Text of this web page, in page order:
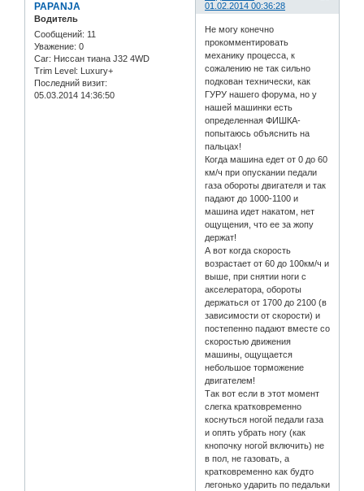
01.02.2014 00:36:28
PAPANJA
Водитель
Сообщений: 11
Уважение: 0
Car: Ниссан тиана J32 4WD
Trim Level: Luxury+
Последний визит:
05.03.2014 14:36:50
Не могу конечно
прокомментировать
механику процесса, к
сожалению не так сильно
подкован технически, как
ГУРУ нашего форума, но у
нашей машинки есть
определенная ФИШКА-
попытаюсь объяснить на
пальцах!
Когда машина едет от 0 до 60
км/ч при опускании педали
газа обороты двигателя и так
падают до 1000-1100 и
машина идет накатом, нет
ощущения, что ее за жопу
держат!
А вот когда скорость
возрастает от 60 до 100км/ч и
выше, при снятии ноги с
акселератора, обороты
держаться от 1700 до 2100 (в
зависимости от скорости) и
постепенно падают вместе со
скоростью движения
машины, ощущается
небольшое торможение
двигателем!
Так вот если в этот момент
слегка кратковременно
коснуться ногой педали газа
и опять убрать ногу (как
кнопочку ногой включить) не
в пол, не газовать, а
кратковременно как будто
легонько ударить по педальки